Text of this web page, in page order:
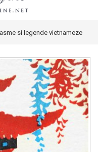
si legende vietnameze